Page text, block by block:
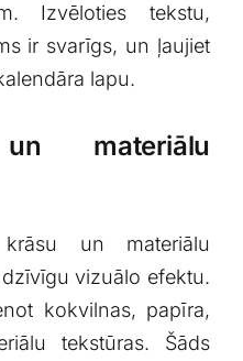
Izvēloties ⁤tekstu,
ir svarīgs,​ un ļaujiet
lapu.
materiālu
un materiālu
vizuālo efektu.⁣
kokvilnas,⁢ papīra,
tekstūras. Šāds